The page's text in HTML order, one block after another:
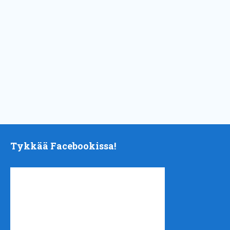
Tykkää Facebookissa!